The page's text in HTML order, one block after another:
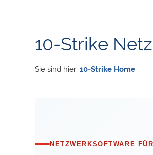
10-Strike
Sie sind hier: 10-Strike Home
NETZWERKSOFTWARE